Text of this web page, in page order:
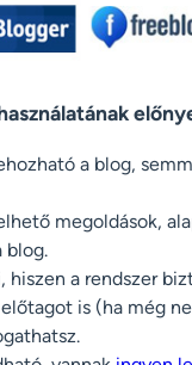
a blog,
megoldások,
blog.
a rendszer
is (ha még